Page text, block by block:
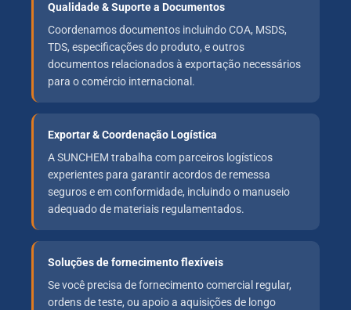
Qualidade & Suporte a Documentos
Coordenamos documentos incluindo COA, MSDS,
TDS, especificações do produto, e outros
documentos relacionados à exportação necessários
para o comércio internacional.
Exportar & Coordenação Logística
A SUNCHEM trabalha com parceiros logísticos
experientes para garantir acordos de remessa
seguros e em conformidade, incluindo o manuseio
adequado de materiais regulamentados.
Soluções de fornecimento flexíveis
Se você precisa de fornecimento comercial regular,
ordens de teste, ou apoio a aquisições de longo